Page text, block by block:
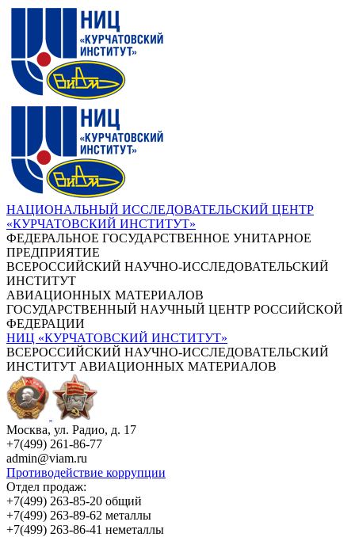
НАЦИОНАЛЬНЫЙ ИССЛЕДОВАТЕЛЬСКИЙ ЦЕНТР
«КУРЧАТОВСКИЙ ИНСТИТУТ»
ФЕДЕРАЛЬНОЕ ГОСУДАРСТВЕННОЕ УНИТАРНОЕ
ПРЕДПРИЯТИЕ
ВСЕРОССИЙСКИЙ НАУЧНО-ИССЛЕДОВАТЕЛЬСКИЙ
ИНСТИТУТ
АВИАЦИОННЫХ МАТЕРИАЛОВ
ГОСУДАРСТВЕННЫЙ НАУЧНЫЙ ЦЕНТР РОССИЙСКОЙ
ФЕДЕРАЦИИ
НИЦ «КУРЧАТОВСКИЙ ИНСТИТУТ»
ВСЕРОССИЙСКИЙ НАУЧНО-ИССЛЕДОВАТЕЛЬСКИЙ
ИНСТИТУТ АВИАЦИОННЫХ МАТЕРИАЛОВ
Москва, ул. Радио, д. 17
+7(499) 261-86-77
admin@viam.ru
Противодействие коррупции
Отдел продаж:
+7(499) 263-85-20 общий
+7(499) 263-89-62 металлы
+7(499) 263-86-41 неметаллы